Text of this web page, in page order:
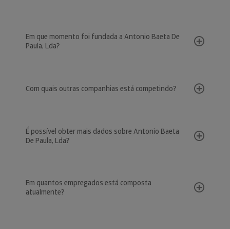
Em que momento foi fundada a Antonio Baeta De
Paula, Lda?
Com quais outras companhias está competindo?
É possível obter mais dados sobre Antonio Baeta
De Paula, Lda?
Em quantos empregados está composta
atualmente?